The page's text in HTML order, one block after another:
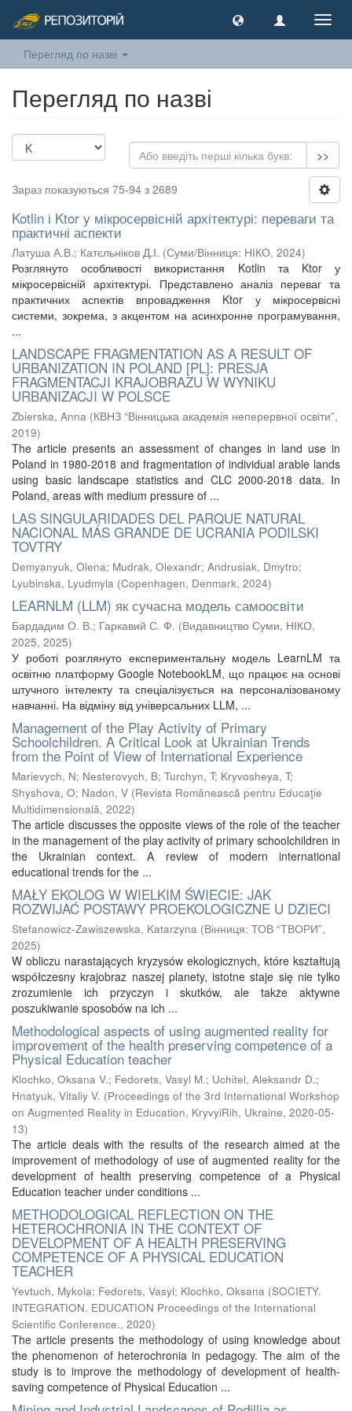
Перегляд по назві
Перегляд по назві
>>
Зараз показуються 75-94 з 2689
Kotlin і Ktor у мікросервісній архітектурі: переваги та
практичні аспекти
Латуша А.В.; Катєльніков Д.І. (Суми/Вінниця: НІКО, 2024)
Розглянуто особливості використання Kotlin та Ktor у
мікросервісній архітектурі. Представлено аналіз переваг та
практичних аспектів впровадження Ktor у мікросервісні
системи, зокрема, з акцентом на асинхронне програмування,
...
LANDSCAPE FRAGMENTATION AS A RESULT OF
URBANIZATION IN POLAND [PL]: PRESJA
FRAGMENTACJI KRAJOBRAZU W WYNIKU
URBANIZACJI W POLSCE
Zbierska, Anna (КВНЗ “Вінницька академія неперервної освіти”,
2019)
The article presents an assessment of changes in land use in
Poland in 1980-2018 and fragmentation of individual arable lands
using basic landscape statistics and CLC 2000-2018 data. In
Poland, areas with medium pressure of ...
LAS SINGULARIDADES DEL PARQUE NATURAL
NACIONAL MÁS GRANDE DE UCRANIA PODILSKI
TOVTRY
Demyanyuk, Оlena; Mudrak, Olexandr; Andrusiak, Dmytro;
Lyubinska, Lyudmyla (Copenhagen, Denmark, 2024)
LEARNLM (LLM) як сучасна модель самоосвіти
Бардадим О. В.; Гаркавий С. Ф. (Видавництво Суми, НІКО,
2025, 2025)
У роботі розглянуто експериментальну модель LearnLM та
освітню платформу Google NotebookLM, що працює на основі
штучного інтелекту та спеціалізується на персоналізованому
навчанні. На відміну від універсальних LLM, ...
Management of the Play Activity of Primary
Schoolchildren. A Critical Look at Ukrainian Trends
from the Point of View of International Experience
Marievych, N; Nesterovych, B; Turchyn, T; Kryvosheya, T;
Shyshova, O; Nadon, V (Revista Românească pentru Educaţie
Multidimensională, 2022)
The article discusses the opposite views of the role of the teacher
in the management of the play activity of primary schoolchildren in
the Ukrainian context. A review of modern international
educational trends for the ...
MAŁY EKOLOG W WIELKIM ŚWIECIE: JAK
ROZWIJAĆ POSTAWY PROEKOLOGICZNE U DZIECI
Stefanowicz-Zawiszewska, Katarzyna (Вінниця: ТОВ “ТВОРИ”,
2025)
W obliczu narastających kryzysów ekologicznych, które kształtują
współczesny krajobraz naszej planety, istotne staje się nie tylko
zrozumienie ich przyczyn i skutków, ale także aktywne
poszukiwanie sposobów na ich ...
Methodological aspects of using augmented reality for
improvement of the health preserving competence of a
Physical Education teacher
Klochko, Oksana V.; Fedorets, Vasyl M.; Uchitel, Aleksandr D.;
Hnatyuk, Vitaliy V. (Proceedings of the 3rd International Workshop
on Augmented Reality in Education, KryvyiRih, Ukraine, 2020-05-
13)
The article deals with the results of the research aimed at the
improvement of methodology of use of augmented reality for the
development of health preserving competence of a Physical
Education teacher under conditions ...
METHODOLOGICAL REFLECTION ON THE
HETEROCHRONIA IN THE CONTEXT OF
DEVELOPMENT OF A HEALTH PRESERVING
COMPETENCE OF A PHYSICAL EDUCATION
TEACHER
Yevtuch, Mykola; Fedorets, Vasyl; Klochko, Oksana (SOCIETY.
INTEGRATION. EDUCATION Proceedings of the International
Scientific Conference., 2020)
The article presents the methodology of using knowledge about
the phenomenon of heterochronia in pedagogy. The aim of the
study is to improve the methodology of development of health-
saving competence of Physical Education ...